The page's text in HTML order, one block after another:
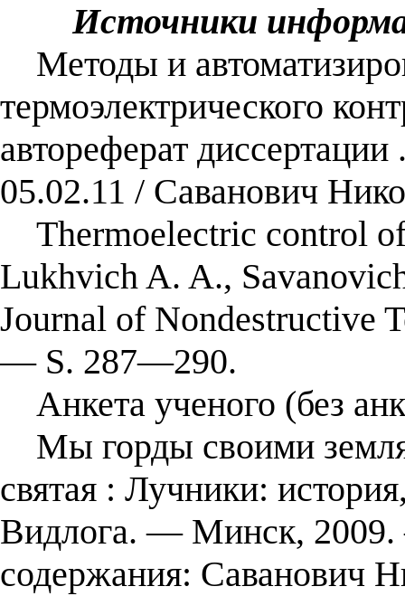
Источники
Методы и
термоэлектрического
автореферат
05.02.11 / Саванович
Thermoelectric control
Lukhvich A. A.,
Journal of
— S. 287—290.
Анкета ученого (без
Мы горды своими
святая : Лучники:
Видлога. ― Минск,
содержания: Саванович